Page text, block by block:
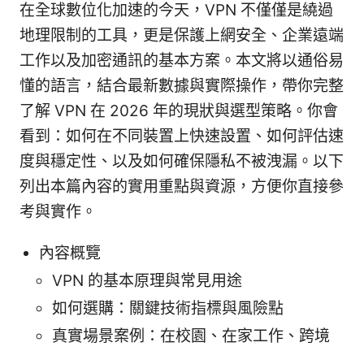
在全球數位化加速的今天，VPN 不僅僅是繞過
地理限制的工具，更是保護上網安全、企業遠端
工作以及加密通訊的基本方案。本文將以通俗易
懂的語言，結合最新數據與實際操作，帶你完整
了解 VPN 在 2026 年的現狀與選型策略。你會
看到：如何在不同裝置上快速設置、如何評估速
度與穩定性、以及如何確保隱私不被洩漏。以下
列出本篇內容的實用重點與資源，方便你直接參
考與實作。
內容概覽
VPN 的基本原理與常見用途
如何選購：關鍵技術指標與風險點
真實場景案例：在校園、在家工作、跨境